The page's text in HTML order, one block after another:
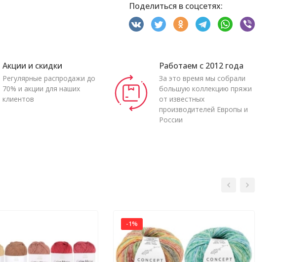
Поделиться в соцсетях:
Акции и скидки
Регулярные распродажи до
70% и акции для наших
клиентов
Работаем с 2012 года
За это время мы собрали
большую коллекцию пряжи
от известных
производителей Европы и
России
-1%